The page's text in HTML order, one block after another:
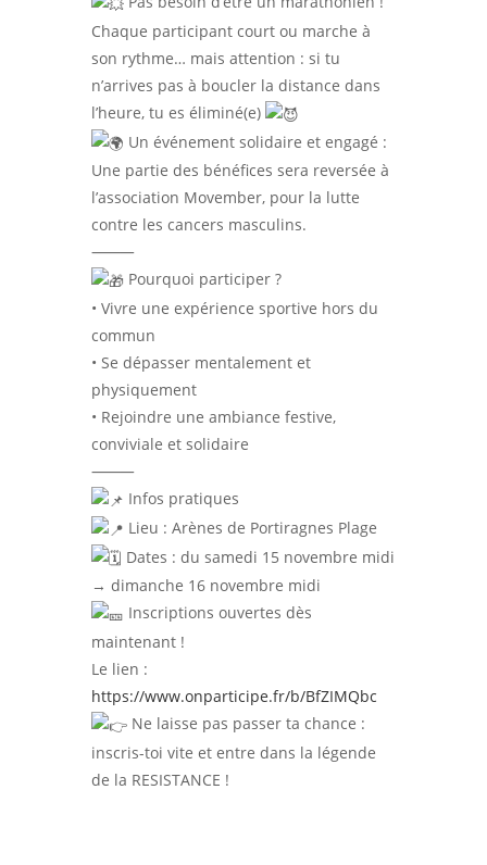
Chaque participant court ou marche à
son rythme… mais attention : si tu
n’arrives pas à boucler la distance dans
l’heure, tu es éliminé(e)
Un événement solidaire et engagé :
Une partie des bénéfices sera reversée à
l’association Movember, pour la lutte
contre les cancers masculins.
⸻
Pourquoi participer ?
• Vivre une expérience sportive hors du
commun
• Se dépasser mentalement et
physiquement
• Rejoindre une ambiance festive,
conviviale et solidaire
⸻
Infos pratiques
Lieu : Arènes de Portiragnes Plage
Dates : du samedi 15 novembre midi
→ dimanche 16 novembre midi
Inscriptions ouvertes dès
maintenant !
Le lien :
https://www.onparticipe.fr/b/BfZIMQbc
Ne laisse pas passer ta chance :
inscris-toi vite et entre dans la légende
de la RESISTANCE !